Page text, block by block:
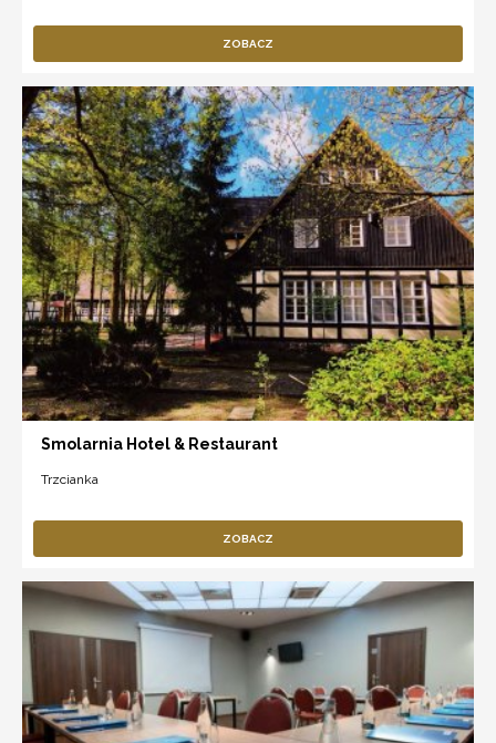
ZOBACZ
Smolarnia Hotel & Restaurant
Trzcianka
ZOBACZ